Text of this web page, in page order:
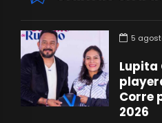
5
Lupita
Corre
2026